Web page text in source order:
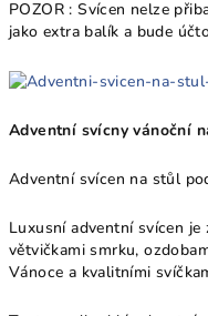
POZOR : Svícen nelze
jako extra balík a bude
Adventní svícny vánoční
Adventní svícen na stůl
Luxusní adventní svícen
větvičkami smrku,
Vánoce a kvalitními